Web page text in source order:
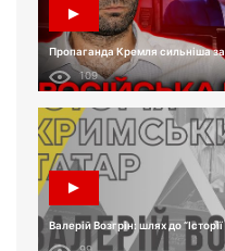
Пропаганда Кремля сильніша
109
Валерій Возгрін: шлях до